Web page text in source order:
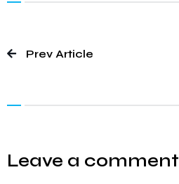
Prev Article
Leave a comment